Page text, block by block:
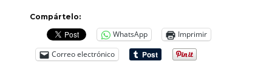
Compártelo:
WhatsApp
Imprimir
Correo electrónico